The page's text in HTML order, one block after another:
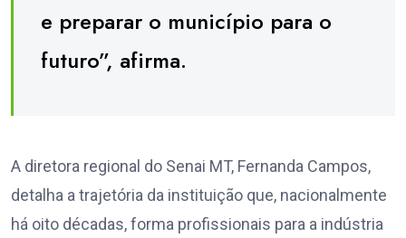
e preparar o município para o
futuro”, afirma.
A diretora regional do Senai MT, Fernanda Campos,
detalha a trajetória da instituição que, nacionalmente
há oito décadas, forma profissionais para a indústria